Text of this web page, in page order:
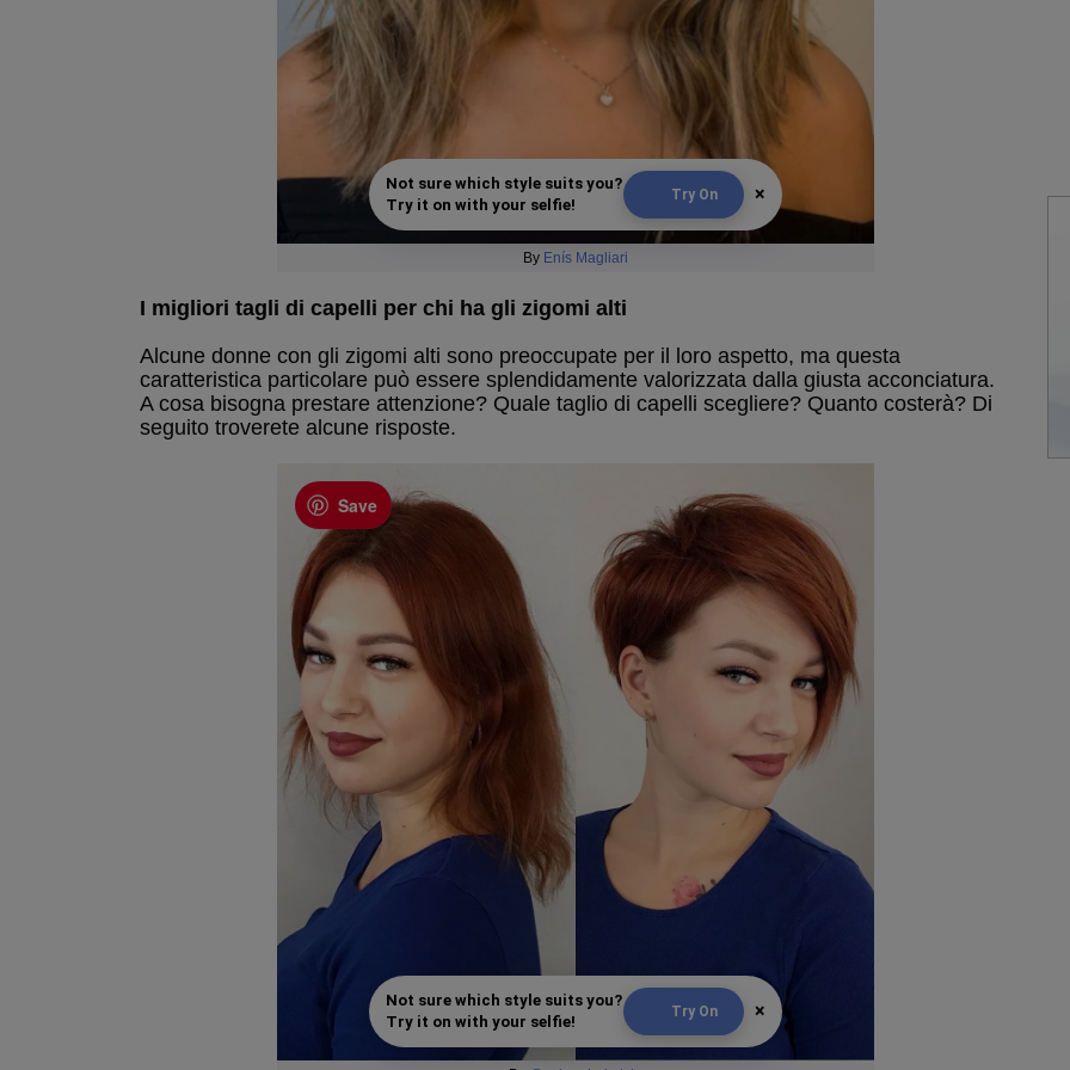
Not sure which style suits you?
Try it on with your selfie!
Try On ×
By Enís Magliari
I migliori tagli di capelli per chi ha gli zigomi alti
Alcune donne con gli zigomi alti sono preoccupate per il loro aspetto, ma questa
caratteristica particolare può essere splendidamente valorizzata dalla giusta acconciatura.
A cosa bisogna prestare attenzione? Quale taglio di capelli scegliere? Quanto costerà? Di
seguito troverete alcune risposte.
Save
Not sure which style suits you?
Try it on with your selfie!
Try On ×